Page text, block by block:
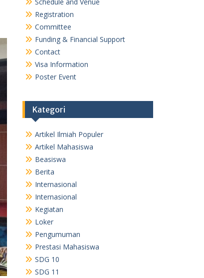
Registration
Committee
Funding & Financial Support
Contact
Visa Information
Poster Event
Kategori
Artikel Ilmiah Populer
Artikel Mahasiswa
Beasiswa
Berita
Internasional
Internasional
Kegiatan
Loker
Pengumuman
Prestasi Mahasiswa
SDG 10
SDG 11